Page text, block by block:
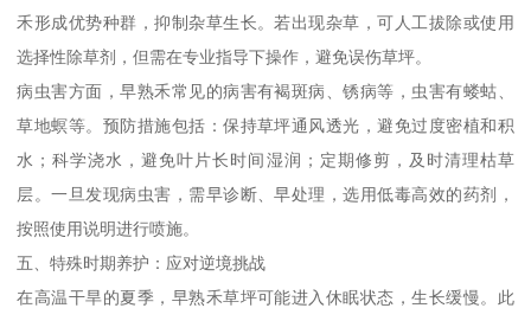
禾形成优势种群，抑制杂草生长。若出现杂草，可人工拔除或使用
选择性除草剂，但需在专业指导下操作，避免误伤草坪。
病虫害方面，早熟禾常见的病害有褐斑病、锈病等，虫害有蝼蛄、
草地螟等。预防措施包括：保持草坪通风透光，避免过度密植和积
水；科学浇水，避免叶片长时间湿润；定期修剪，及时清理枯草
层。一旦发现病虫害，需早诊断、早处理，选用低毒高效的药剂，
按照使用说明进行喷施。
五、特殊时期养护：应对逆境挑战
在高温干旱的夏季，早熟禾草坪可能进入休眠状态，生长缓慢。此